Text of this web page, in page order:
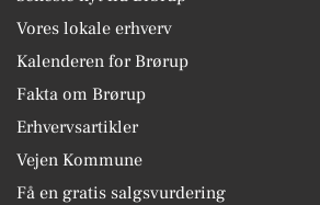
Vores lokale erhverv
Kalenderen for Brørup
Fakta om Brørup
Erhvervsartikler
Vejen Kommune
Få en gratis salgsvurdering